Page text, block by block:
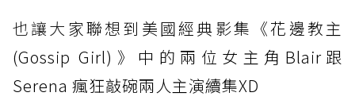
也讓大 家聯想到美國經典影集《花邊教主
(Gossip Girl)》中的兩位女主角Blair跟
Serena 瘋狂敲碗兩人主演續集XD